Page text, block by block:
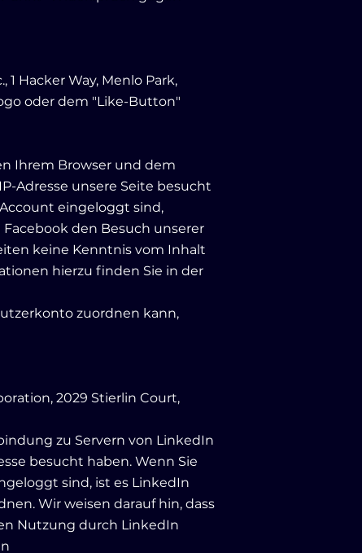
Hacker Way, Menlo Park,
oder dem "Like-Button"
Ihrem Browser und dem
Adresse unsere Seite besucht
eingeloggt sind,
den Besuch unserer
keine Kenntnis vom Inhalt
hierzu finden Sie in der
zuordnen kann,
2029 Stierlin Court,
zu Servern von LinkedIn
besucht haben. Wenn Sie
sind, ist es LinkedIn
Wir weisen darauf hin, dass
Nutzung durch LinkedIn